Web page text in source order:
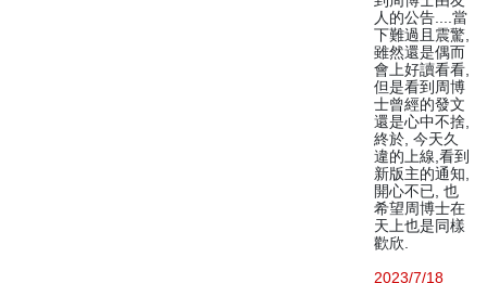
人的公告....當
下難過且震驚,
雖然還是偶而
會上好讀看看,
但是看到周博
士曾經的發文
還是心中不捨,
終於, 今天久
違的上線,看到
新版主的通知,
開心不已, 也
希望周博士在
天上也是同樣
歡欣.
2023/7/18